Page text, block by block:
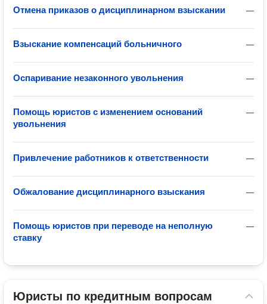
—
Отмена приказов о дисциплинарном взыскании
—
Взыскание компенсаций больничного
—
Оспаривание незаконного увольнения
—
Помощь юристов с изменением оснований
увольнения
—
Привлечение работников к ответственности
—
Обжалование дисциплинарного взыскания
—
Помощь юристов при переводе на неполную
ставку
Юристы по кредитным вопросам